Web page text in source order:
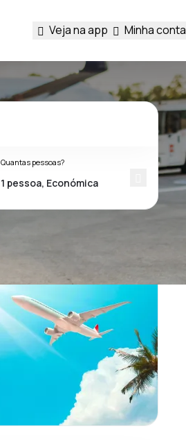
Veja na app Minha conta
Quantas pessoas?